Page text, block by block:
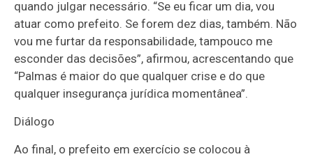
quando julgar necessário. “Se eu ficar um dia, vou
atuar como prefeito. Se forem dez dias, também. Não
vou me furtar da responsabilidade, tampouco me
esconder das decisões”, afirmou, acrescentando que
“Palmas é maior do que qualquer crise e do que
qualquer insegurança jurídica momentânea”.
Diálogo
Ao final, o prefeito em exercício se colocou à